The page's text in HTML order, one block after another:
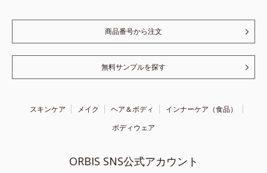
商品番号から注文
無料サンプルを探す
スキンケア メイク ヘア＆ボディ
インナーケア（食品）
ボディウェア
ORBIS SNS公式アカウント